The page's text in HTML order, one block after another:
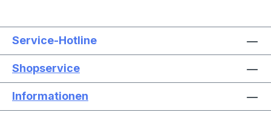
Service-Hotline
Shopservice
Informationen